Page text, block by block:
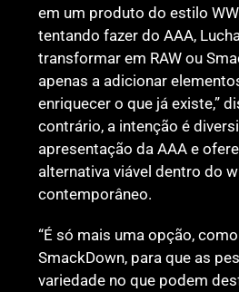
em um produto do estilo
tentando fazer do AAA,
transformar em RAW ou
apenas a adicionar
enriquecer o que já existe,”
contrário, a intenção é
apresentação da AAA e
alternativa viável dentro do
contemporâneo.
“É só mais uma opção,
SmackDown, para que as
variedade no que podem